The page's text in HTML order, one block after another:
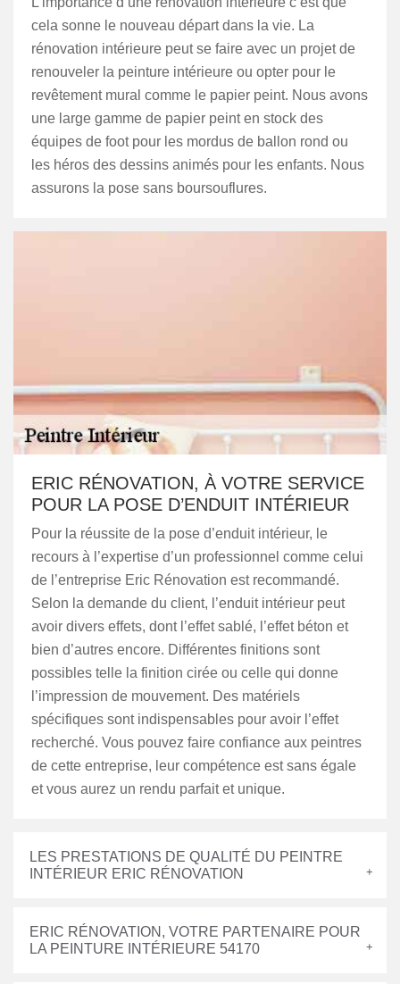
cela sonne le nouveau départ dans la vie. La
rénovation intérieure peut se faire avec un projet de
renouveler la peinture intérieure ou opter pour le
revêtement mural comme le papier peint. Nous avons
une large gamme de papier peint en stock des
équipes de foot pour les mordus de ballon rond ou
les héros des dessins animés pour les enfants. Nous
assurons la pose sans boursouflures.
ERIC RÉNOVATION, À VOTRE SERVICE
POUR LA POSE D’ENDUIT INTÉRIEUR
Pour la réussite de la pose d’enduit intérieur, le
recours à l’expertise d’un professionnel comme celui
de l’entreprise Eric Rénovation est recommandé.
Selon la demande du client, l’enduit intérieur peut
avoir divers effets, dont l’effet sablé, l’effet béton et
bien d’autres encore. Différentes finitions sont
possibles telle la finition cirée ou celle qui donne
l’impression de mouvement. Des matériels
spécifiques sont indispensables pour avoir l’effet
recherché. Vous pouvez faire confiance aux peintres
de cette entreprise, leur compétence est sans égale
et vous aurez un rendu parfait et unique.
LES PRESTATIONS DE QUALITÉ DU PEINTRE
INTÉRIEUR ERIC RÉNOVATION
ERIC RÉNOVATION, VOTRE PARTENAIRE POUR
LA PEINTURE INTÉRIEURE 54170